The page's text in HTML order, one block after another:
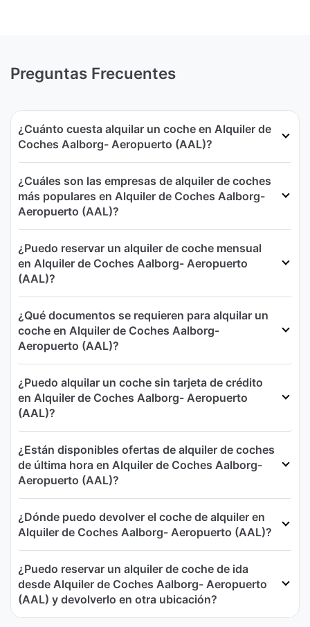
Preguntas Frecuentes
¿Cuánto cuesta alquilar un coche en Alquiler de
Coches Aalborg- Aeropuerto (AAL)?
¿Cuáles son las empresas de alquiler de coches
más populares en Alquiler de Coches Aalborg-
Aeropuerto (AAL)?
¿Puedo reservar un alquiler de coche mensual
en Alquiler de Coches Aalborg- Aeropuerto
(AAL)?
¿Qué documentos se requieren para alquilar un
coche en Alquiler de Coches Aalborg-
Aeropuerto (AAL)?
¿Puedo alquilar un coche sin tarjeta de crédito
en Alquiler de Coches Aalborg- Aeropuerto
(AAL)?
¿Están disponibles ofertas de alquiler de coches
de última hora en Alquiler de Coches Aalborg-
Aeropuerto (AAL)?
¿Dónde puedo devolver el coche de alquiler en
Alquiler de Coches Aalborg- Aeropuerto (AAL)?
¿Puedo reservar un alquiler de coche de ida
desde Alquiler de Coches Aalborg- Aeropuerto
(AAL) y devolverlo en otra ubicación?